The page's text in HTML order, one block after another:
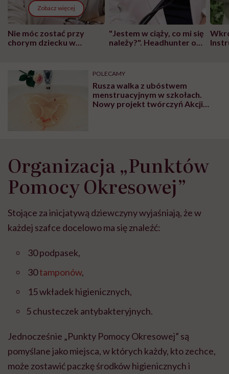
Zobacz więcej
Nie móc zostać przy
chorym dziecku w
może chyba tylko
głupota i brak
wyobraźni"
"Jestem w ciąży, co mi się
należy?". Headhunter o
pracy
POLECAMY
Rusza walka z ubóstwem
menstruacyjnym w szkołach.
Nowy projekt twórczyń Akcji
Organizacja „Punktów
Pomocy Okresowej”
Stojące za inicjatywą dziewczyny wyjaśniają, że w
każdej szafce docelowo ma się znaleźć:
30 podpasek,
30tamponów,
15 wkładek higienicznych,
5 chusteczek antybakteryjnych.
Jednocześnie „Punkty Pomocy Okresowej” są
pomyślane jako miejsca, w których każdy, kto zechce,
może zostawić paczkę środków higienicznych i